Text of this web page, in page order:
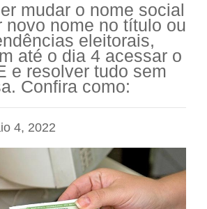
mudar o nome social
novo nome no título ou
eleitorais,
até o dia 4 acessar o
e resolver tudo sem
Confira como:
4, 2022